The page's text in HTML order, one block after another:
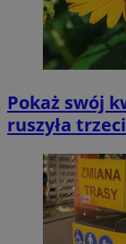
Pokaż swój
ruszyła